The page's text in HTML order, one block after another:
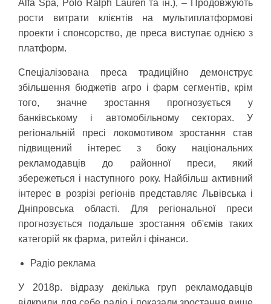
Alfa Spa, Polo Ralph Lauren та ін.), – Продовжують
рости витрати клієнтів на мультиплатформові
проекти і спонсорство, де преса виступає однією з
платформ.
Спеціалізована преса традиційно демонструє
збільшення бюджетів агро і фарм сегментів, крім
того, значне зростання прогнозується у
банківському і автомобільному секторах. У
регіональній пресі локомотивом зростання став
підвищений інтерес з боку національних
рекламодавців до районної преси, який
збережеться і наступного року. Найбільш активний
інтерес в розрізі регіонів представляє Львівська і
Дніпровська області. Для регіональної преси
прогнозується подальше зростання об'ємів таких
категорій як фарма, ритейл і фінанси.
Радіо реклама
У 2018р. відразу декілька груп рекламодавців